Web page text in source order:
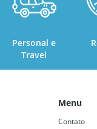
Personal e
Travel
Menu
Contato